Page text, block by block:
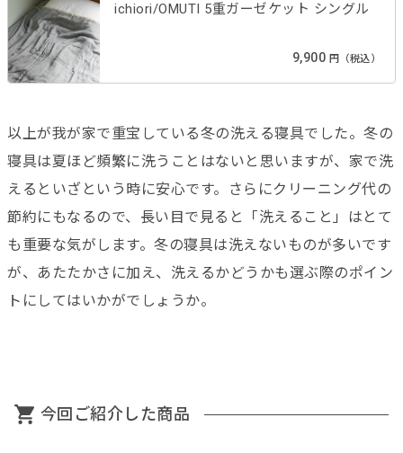
ichiori/OMUTI 5重ガーゼケット シングル
9,900 円（税込）
以上が我が家で重宝している冬の洗える寝具でした。冬の
寝具は夏ほど頻繁に洗うことはないと思いますが、家で洗
えるといざという時に安心です。さらにクリーニング代の
節約にもなるので、長い目で見ると「洗えること」はとて
も重要な気がします。冬の寝具は洗えないものが多いです
が、あたたかさに加え、洗えるかどうかも選ぶ際のポイン
トにしてはいかがでしょうか。
今回ご紹介した商品